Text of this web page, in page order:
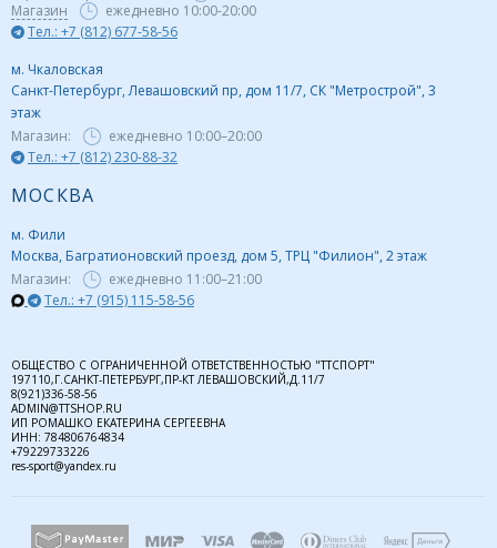
Магазин
ежедневно 10:00-20:00
Тел.: +7 (812) 677-58-56
м. Чкаловская
Санкт-Петербург, Левашовский пр, дом 11/7, СК "Метрострой", 3
этаж
Магазин:
ежедневно 10:00–20:00
Тел.: +7 (812) 230-88-32
МОСКВА
м. Фили
Москва, Багратионовский проезд, дом 5, ТРЦ "Филион", 2 этаж
Магазин:
ежедневно 11:00–21:00
Тел.: +7 (915) 115-58-56
ОБЩЕСТВО С ОГРАНИЧЕННОЙ ОТВЕТСТВЕННОСТЬЮ "ТТСПОРТ"
197110,Г.САНКТ-ПЕТЕРБУРГ,ПР-КТ ЛЕВАШОВСКИЙ,Д.11/7
8(921)336-58-56
ADMIN@TTSHOP.RU
ИП РОМАШКО ЕКАТЕРИНА СЕРГЕЕВНА
ИНН: 784806764834
+79229733226
res-sport@yandex.ru